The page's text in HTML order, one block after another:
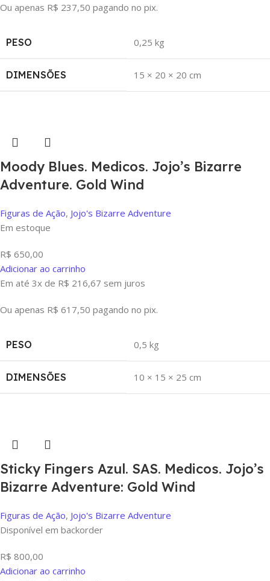
Ou apenas R$ 237,50 pagando no pix.
PESO 0,25 kg
DIMENSÕES 15 × 20 × 20 cm
Moody Blues. Medicos. Jojo’s Bizarre
Adventure. Gold Wind
Figuras de Ação, Jojo's Bizarre Adventure
Em estoque
R$ 650,00
Adicionar ao carrinho
Em até 3x de R$ 216,67 sem juros
Ou apenas R$ 617,50 pagando no pix.
PESO 0,5 kg
DIMENSÕES 10 × 15 × 25 cm
Sticky Fingers Azul. SAS. Medicos. Jojo’s
Bizarre Adventure: Gold Wind
Figuras de Ação, Jojo's Bizarre Adventure
Disponível em backorder
R$ 800,00
Adicionar ao carrinho